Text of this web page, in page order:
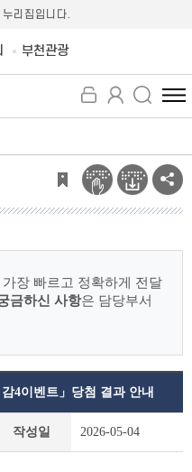
리집입니다.
부천관광
전
체
뉴
보
기
장 빠르고 정확하게 전달
금하신 사항은 담당부서
4이벤트」당첨 결과 안내
작성일 2026-05-04